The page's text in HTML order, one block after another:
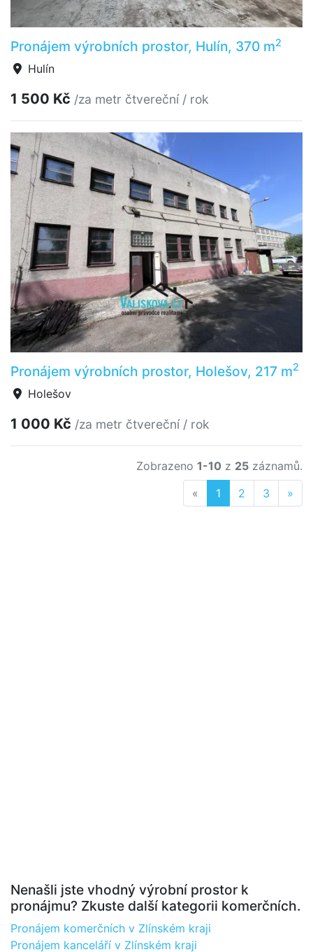
Pronájem výrobních prostor, Hulín, 370 m2
Hulín
1 500 Kč /za metr čtvereční / rok
Pronájem výrobních prostor, Holešov, 217 m2
Holešov
1 000 Kč /za metr čtvereční / rok
Zobrazeno 1-10 z 25 záznamů.
« Previous
1 2 3 »
Nenašli jste vhodný výrobní prostor k
pronájmu? Zkuste další kategorii komerčních.
Pronájem komerčních v Zlínském kraji
Pronájem kanceláří v Zlínském kraji